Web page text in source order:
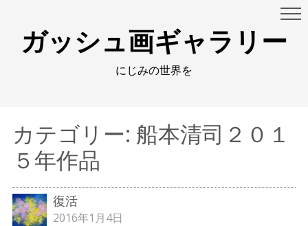
ガッシュ画ギャラリー
にじみの世界を
カテゴリー: 船本清司２０１
５年作品
復活
2016年1月4日